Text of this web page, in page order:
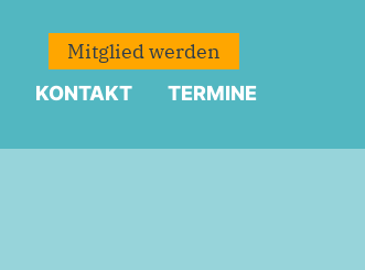
Mitglied werden
KONTAKT TERMINE